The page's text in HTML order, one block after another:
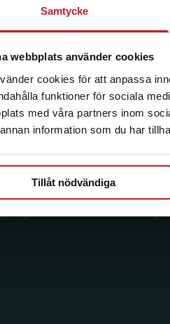
Samtycke
webbplats använder cookies
cookies för att anpassa
funktioner för sociala
med våra partners inom
information som du har
Tillåt nödvändiga
månad till din inkorg.
Förbund:
och medlemsförmåner
mina personuppgifter i enlighet
Jag kan när som helst avsluta